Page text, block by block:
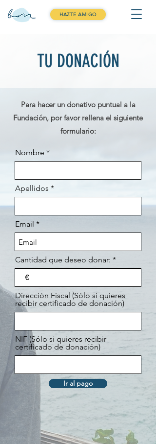
HAZTE AMIGO
TU DONACIÓN
Para hacer un donativo puntual a la
Fundación, por favor rellena el siguiente
formulario:
Nombre
Apellidos
Email
Cantidad que deseo donar:
€
Dirección Fiscal (Sólo si quieres
recibir certificado de donación)
NIF (Sólo si quieres recibir
certificado de donación)
Ir al pago